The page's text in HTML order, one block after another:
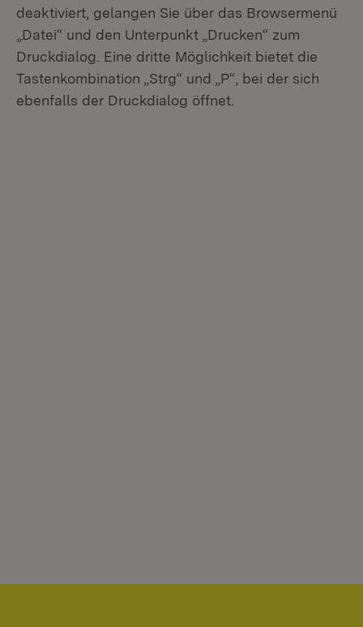
deaktiviert, gelangen Sie über das Browsermenü
„Datei“ und den Unterpunkt „Drucken“ zum
Druckdialog. Eine dritte Möglichkeit bietet die
Tastenkombination „Strg“ und „P“, bei der sich
ebenfalls der Druckdialog öffnet.